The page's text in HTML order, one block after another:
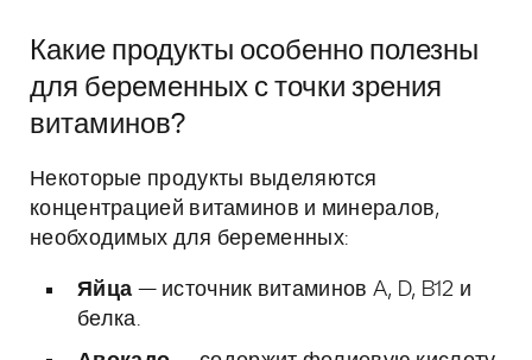
Какие продукты особенно полезны
для беременных с точки зрения
витаминов?
Некоторые продукты выделяются
концентрацией витаминов и минералов,
необходимых для беременных:
Яйца — источник витаминов A, D, B12 и
белка.